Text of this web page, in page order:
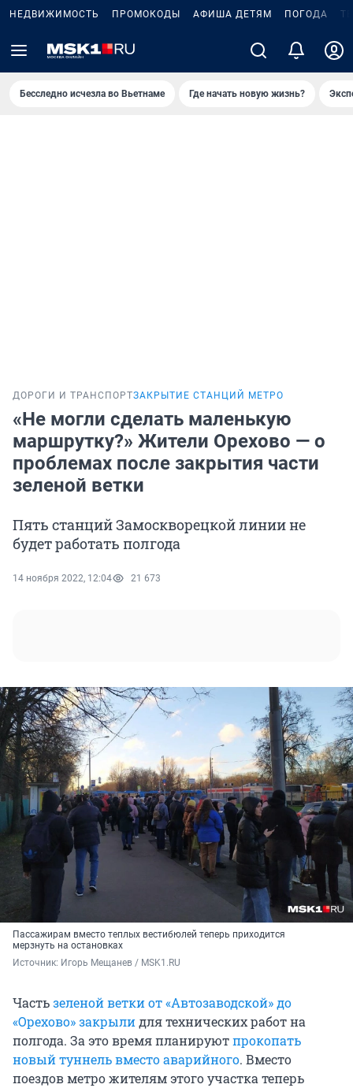
НЕДВИЖИМОСТЬ ПРОМОКОДЫ АФИША ДЕТЯМ ПОГОДА
Бесследно исчезла во Вьетнаме Где начать новую жизнь?
ДОРОГИ И ТРАНСПОРТЗАКРЫТИЕ СТАНЦИЙ МЕТРО
«Не могли сделать маленькую
маршрутку?» Жители Орехово — о
проблемах после закрытия части
зеленой ветки
Пять станций Замоскворецкой линии не
будет работать полгода
14 ноября 2022, 12:04 21 673
Пассажирам вместо теплых вестибюлей теперь приходится
мерзнуть на остановках
Источник: Игорь Мещанев / MSK1.RU
Частьзеленой ветки от «Автозаводской» до
«Орехово» закрылидля технических работ на
полгода. За это время планируютпрокопать
новый туннель вместо аварийного. Вместо
поездов метро жителям этого участка теперь